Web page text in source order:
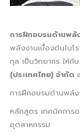
การฝึกอบรมด้านพลั
พลังงานเบื้องต้นในโ
กุล เป็นวิทยากร ให้กับ
(ประเทศไทย) จำกัด
การฝึกอบรมด้านพลัง
หลักสูตร เทคนิคการ
อุตสาหกรรม